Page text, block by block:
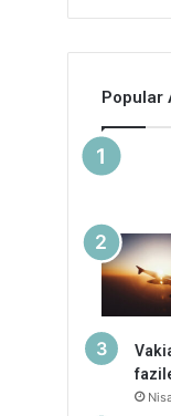
Popular